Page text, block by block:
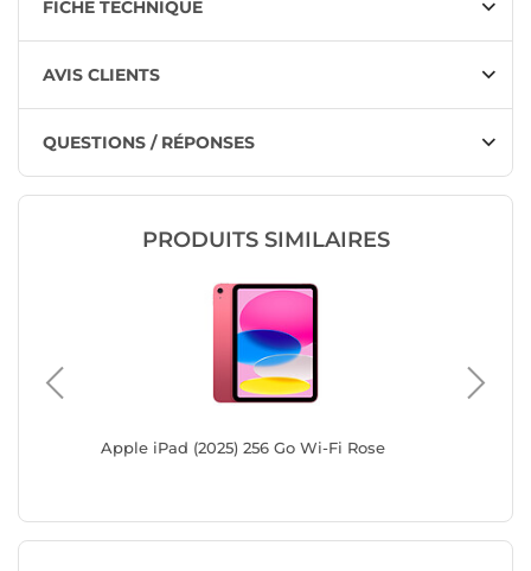
FICHE TECHNIQUE
AVIS CLIENTS
QUESTIONS / RÉPONSES
PRODUITS SIMILAIRES
Apple iPad (2025) 256 Go Wi-Fi Rose